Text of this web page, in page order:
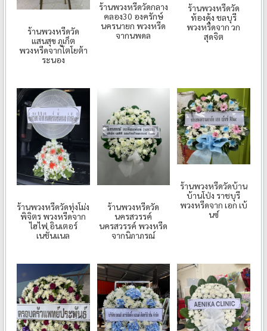
ร้านพวงหรีดวัด
แสนสุข ภูเก็ต
พวงหรีดจากโตโยต้า
ระนอง
ร้านพวงหรีดวัดกลาง
คลอง30 องครักษ์
นครนายก พวงหรีด
จากนพดล
ร้านพวงหรีดวัด
ท้องคุ้ง ชลบุรี
พวงหรีดจาก วก
สุดจิต
ร้านพวงหรีดวัดทุ่งโม่ง
พิจิตร พวงหรีดจาก
ไฮไฟ อินเตอร์
เนชั่นแนล
ร้านพวงหรีดวัด
นครสวรรค์
นครสวรรค์ พวงหรีด
จากนิภาภรณ์
ร้านพวงหรีดวัดบ้าน
บ้านโป่ง ราชบุรี
พวงหรีดจาก เอก เบ้
นซ์